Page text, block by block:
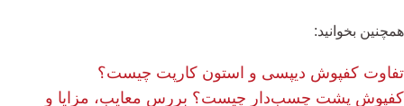
همچنین بخوانید:
تفاوت کفپوش دیپسی و استون کارپت چیست؟
کفپوش پشت چسب‌دار چیست؟ بررس معایب، مزایا و